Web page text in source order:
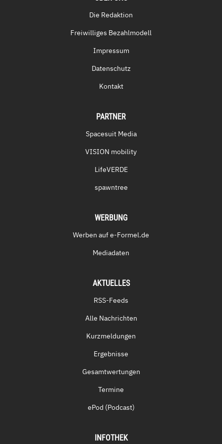
Die Redaktion
Freiwilliges Bezahlmodell
Impressum
Datenschutz
Kontakt
PARTNER
Spacesuit Media
VISION mobility
LifeVERDE
spawntree
WERBUNG
Werben auf e-Formel.de
Mediadaten
AKTUELLES
RSS-Feeds
Alle Nachrichten
Kurzmeldungen
Ergebnisse
Gesamtwertungen
Termine
ePod (Podcast)
INFOTHEK